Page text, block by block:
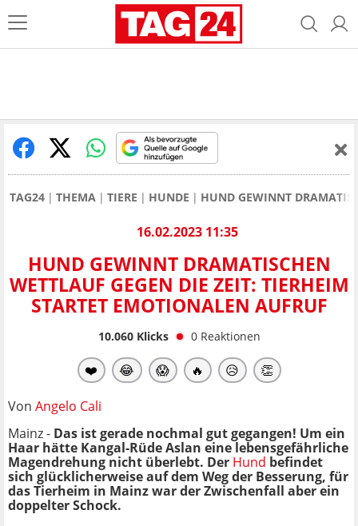
TAG24 THEMA TIERE HUNDE HUND GEWINNT
16.02.2023 11:35
HUND GEWINNT DRAMATISCHEN
WETTLAUF GEGEN DIE ZEIT: TIERHEIM
STARTET EMOTIONALEN AUFRUF
10.060Klicks 0 Reaktionen
❤️ 😂 😱 🔥 😥 👏
Von Angelo Cali
Mainz - Das ist gerade nochmal gut gegangen! Um ein
Haar hätte Kangal-Rüde Aslan eine lebensgefährliche
Magendrehung nicht überlebt. Der Hund befindet
sich glücklicherweise auf dem Weg der Besserung, für
das Tierheim in Mainz war der Zwischenfall aber ein
doppelter Schock.